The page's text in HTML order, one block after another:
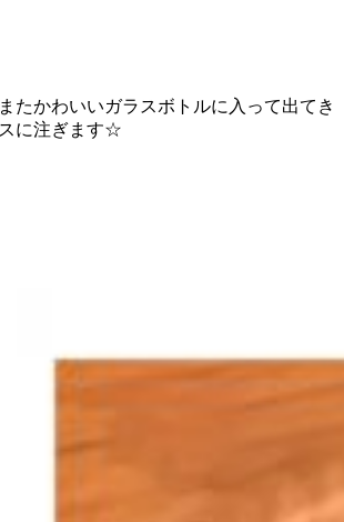
たかわいいガラスボトルに入って出てき
に注ぎます☆